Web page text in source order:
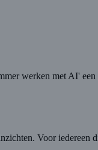
werken met AI'
Voor